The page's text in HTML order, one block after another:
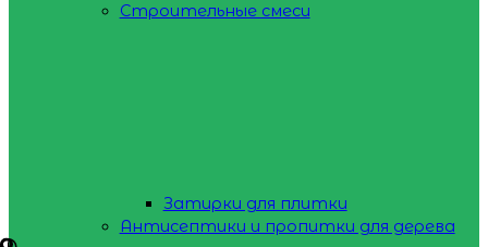
Строительные смеси
Затирки для плитки
Антисептики и пропитки для дерева